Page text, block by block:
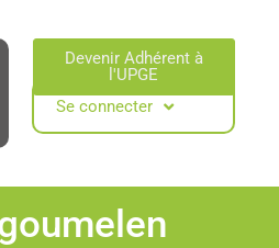
Devenir Adhérent à
l'UPGE​
Se connecter